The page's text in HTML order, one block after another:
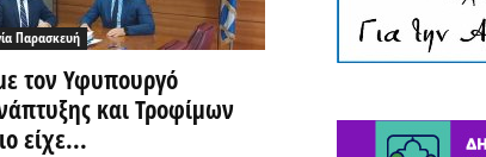
Παρασκευή
τον Υφυπουργό
και Τροφίμων
είχε...